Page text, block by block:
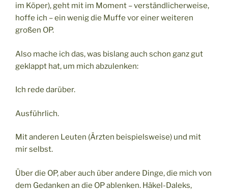
im Köper), geht mit im Moment – verständlicherweise,
hoffe ich – ein wenig die Muffe vor einer weiteren
großen OP.
Also mache ich das, was bislang auch schon ganz gut
geklappt hat, um mich abzulenken:
Ich rede darüber.
Ausführlich.
Mit anderen Leuten (Ärzten beispielsweise) und mit
mir selbst.
Über die OP, aber auch über andere Dinge, die mich von
dem Gedanken an die OP ablenken. Häkel-Daleks,